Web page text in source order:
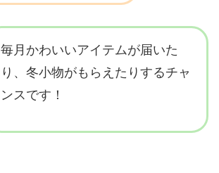
毎月かわいいアイテムが届いた
り、冬小物がもらえたりするチャ
ンスです！